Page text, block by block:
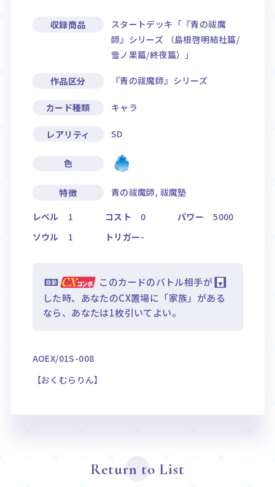
収録商品
スタートデッキ「『青の祓魔
師』シリーズ （島根啓明結社篇/
雪ノ果篇/終夜篇）」
作品区分 『青の祓魔師』シリーズ
カード種類 キャラ
レアリティ SD
色
特徴
青の祓魔師, 祓魔塾
レベル
1 コスト 0 パワー
5000
ソウル
1 トリガー-
このカードのバトル相手が
した時、あなたのCX置場に「家族」がある
なら、あなたは1枚引いてよい。
AOEX/01S-008
【おくむらりん】
Return to List